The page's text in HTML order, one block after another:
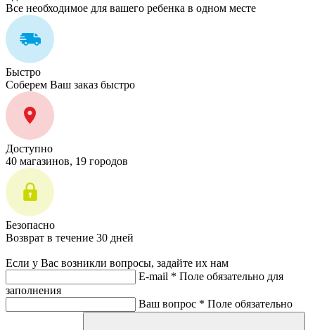
Все необходимое для вашего ребенка в одном месте
Быстро
Соберем Ваш заказ быстро
Доступно
40 магазинов, 19 городов
Безопасно
Возврат в течение 30 дней
Если у Вас возникли вопросы, задайте их нам
E-mail * Поле обязательно для
заполнения
Ваш вопрос * Поле обязательно